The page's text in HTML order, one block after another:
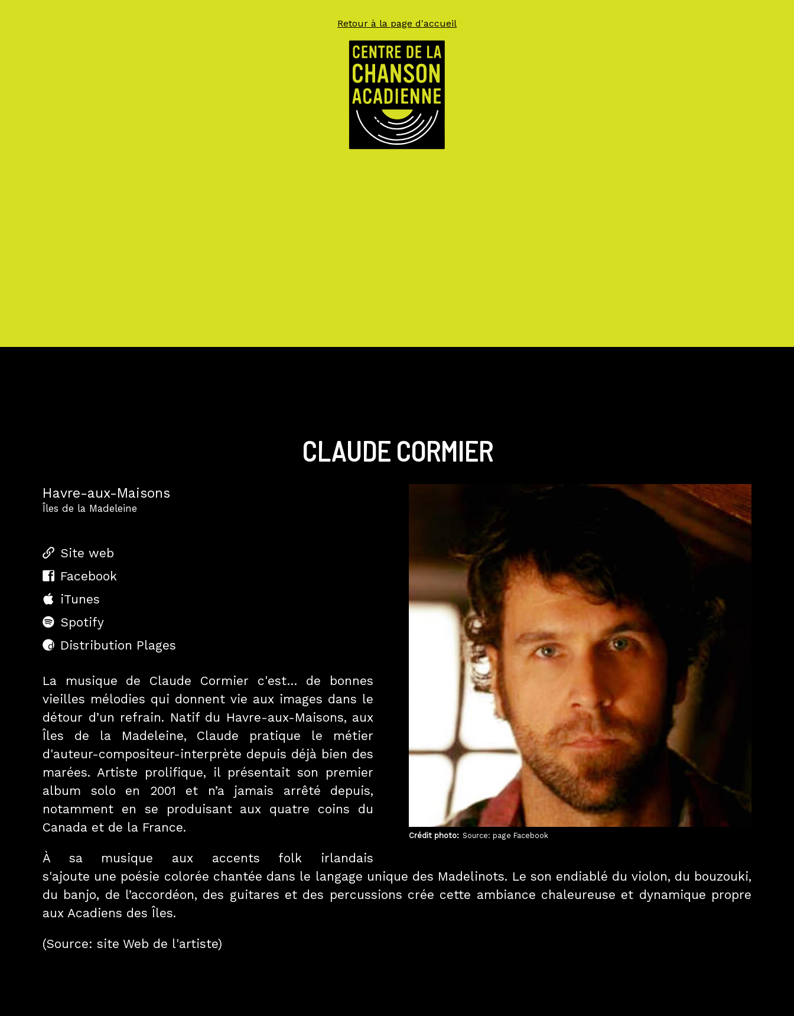
Retour à la page d'accueil
CLAUDE CORMIER
Crédit photo Source: page Facebook
Havre-aux-Maisons
Îles de la Madeleine
Site web
Facebook
iTunes
Spotify
Distribution Plages
La musique de Claude Cormier c'est… de bonnes
vieilles mélodies qui donnent vie aux images dans le
détour d’un refrain. Natif du Havre-aux-Maisons, aux
Îles de la Madeleine, Claude pratique le métier
d'auteur-compositeur-interprète depuis déjà bien des
marées. Artiste prolifique, il présentait son premier
album solo en 2001 et n’a jamais arrêté depuis,
notamment en se produisant aux quatre coins du
Canada et de la France.
À sa musique aux accents folk irlandais
s'ajoute une poésie colorée chantée dans le langage unique des Madelinots. Le son endiablé du violon, du bouzouki,
du banjo, de l’accordéon, des guitares et des percussions crée cette ambiance chaleureuse et dynamique propre
aux Acadiens des Îles.
(Source: site Web de l'artiste)